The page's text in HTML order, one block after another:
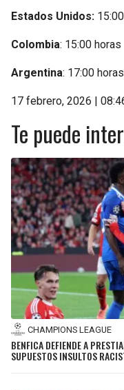
Estados Unidos:
Colombia: 15:00 horas
Argentina: 17:00 horas
17 febrero, 2026 |
Te puede
CHAMPIONS LEAGUE
BENFICA DEFIENDE A
SUPUESTOS INSULTOS